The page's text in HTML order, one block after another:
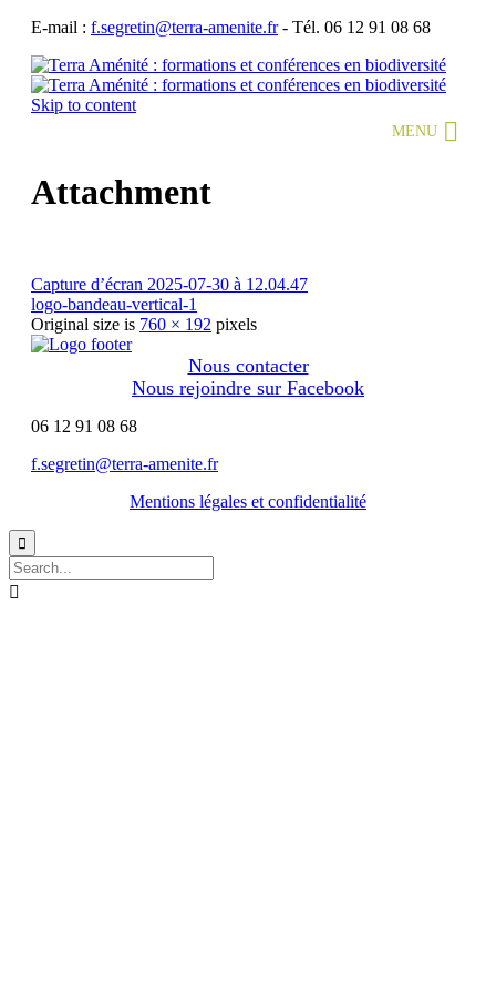
E-mail : f.segretin@terra-amenite.fr- Tél. 06 12 91 08 68
Skip to content
MENU
Attachment
Capture d’écran 2025-07-30 à 12.04.47
logo-bandeau-vertical-1
Original size is 760 × 192 pixels
Nous contacter
Nous rejoindre sur Facebook
06 12 91 08 68
f.segretin@terra-amenite.fr
Mentions légales et confidentialité

